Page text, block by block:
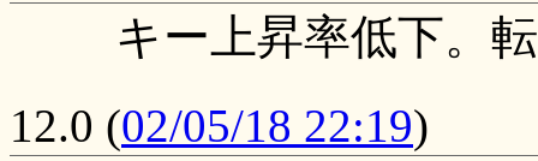
キー上昇率低下。
12.0 (02/05/18 22:19)